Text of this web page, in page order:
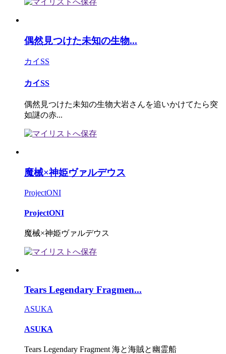
偶然見つけた未知の生物...
カイSS
カイSS
偶然見つけた未知の生物大岩さんを追いかけてたら突
如謎の赤...
魔械×神姫ヴァルデウス
ProjectONI
ProjectONI
魔械×神姫ヴァルデウス
Tears Legendary Fragmen...
ASUKA
ASUKA
Tears Legendary Fragment 海と海賊と幽霊船